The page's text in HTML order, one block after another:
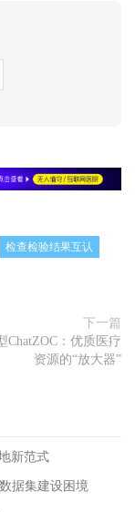
检查检验结果互认
下一篇
ChatZOC：优质医疗
资源的“放大器”
新范式
据集建设困境